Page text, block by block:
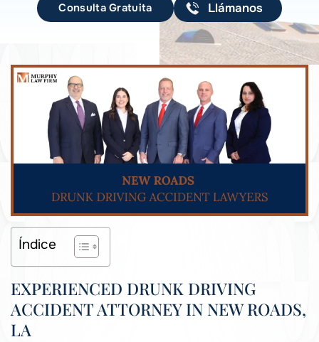
Consulta Gratuita Llámanos
Índice
EXPERIENCED DRUNK DRIVING
ACCIDENT ATTORNEY IN NEW ROADS,
LA